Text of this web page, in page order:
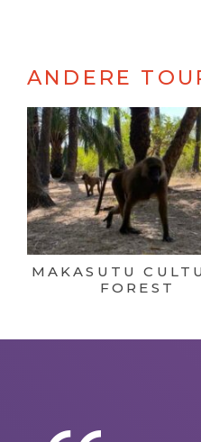
ANDERE
MAKASUTU
FOREST